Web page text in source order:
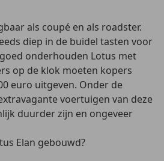
als coupé en als roadster.
diep in de buidel tasten voor
onderhouden Lotus met
op de klok moeten kopers
euro uitgeven. Onder de
voertuigen van deze
duurder zijn en ongeveer
Elan gebouwd?